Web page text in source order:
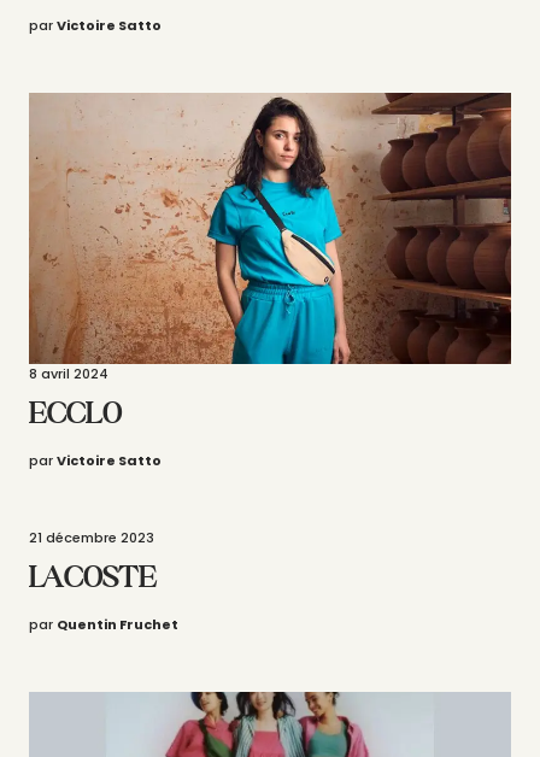
parVictoire Satto
8 avril 2024
ECCLO
parVictoire Satto
21 décembre 2023
LACOSTE
par Quentin Fruchet